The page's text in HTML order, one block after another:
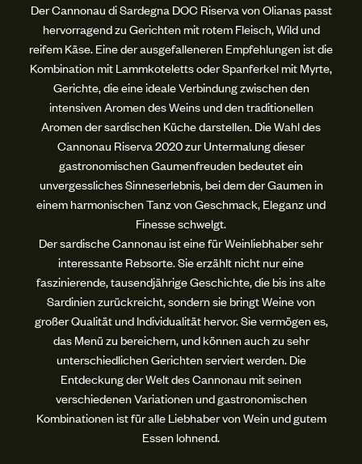
Der Cannonau di Sardegna DOC Riserva von Olianas passt
hervorragend zu Gerichten mit rotem Fleisch, Wild und
reifem Käse. Eine der ausgefalleneren Empfehlungen ist die
Kombination mit Lammkoteletts oder Spanferkel mit Myrte,
Gerichte, die eine ideale Verbindung zwischen den
intensiven Aromen des Weins und den traditionellen
Aromen der sardischen Küche darstellen. Die Wahl des
Cannonau Riserva 2020 zur Untermalung dieser
gastronomischen Gaumenfreuden bedeutet ein
unvergessliches Sinneserlebnis, bei dem der Gaumen in
einem harmonischen Tanz von Geschmack, Eleganz und
Finesse schwelgt.
Der sardische Cannonau ist eine für Weinliebhaber sehr
interessante Rebsorte. Sie erzählt nicht nur eine
faszinierende, tausendjährige Geschichte, die bis ins alte
Sardinien zurückreicht, sondern sie bringt Weine von
großer Qualität und Individualität hervor. Sie vermögen es,
das Menü zu bereichern, und können auch zu sehr
unterschiedlichen Gerichten serviert werden. Die
Entdeckung der Welt des Cannonau mit seinen
verschiedenen Variationen und gastronomischen
Kombinationen ist für alle Liebhaber von Wein und gutem
Essen lohnend.